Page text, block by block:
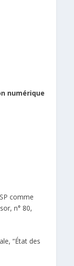
numérique
comme
n° 80,
“État des